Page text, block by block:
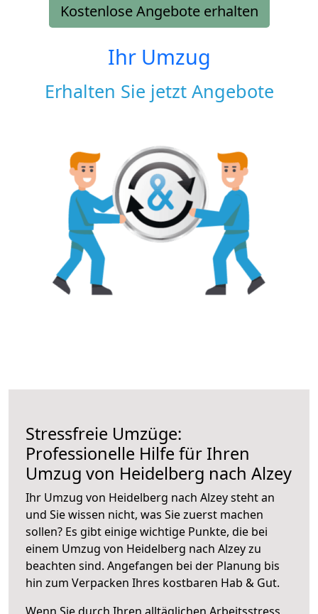
Kostenlose Angebote erhalten
Ihr Umzug
Erhalten Sie jetzt Angebote
Stressfreie Umzüge:
Professionelle Hilfe für Ihren
Umzug von Heidelberg nach Alzey
Ihr Umzug von Heidelberg nach Alzey steht an
und Sie wissen nicht, was Sie zuerst machen
sollen? Es gibt einige wichtige Punkte, die bei
einem Umzug von Heidelberg nach Alzey zu
beachten sind. Angefangen bei der Planung bis
hin zum Verpacken Ihres kostbaren Hab & Gut.